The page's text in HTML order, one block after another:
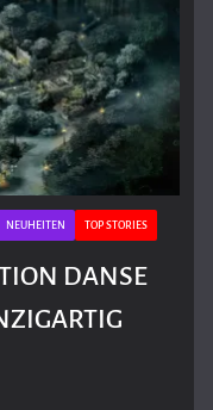
NEUHEITEN TOP STORIES
DANSE